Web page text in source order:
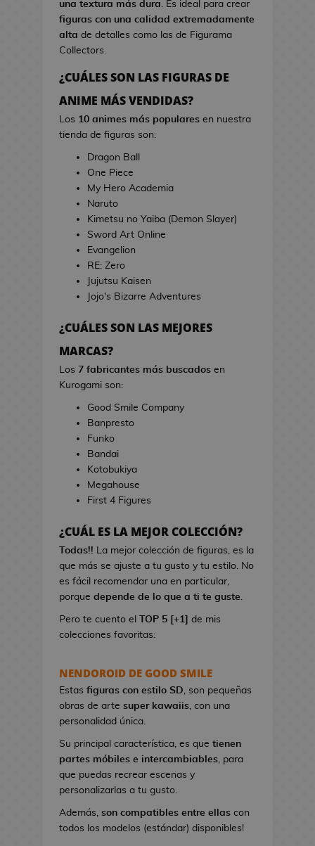
T
a
l
l
a
i
n
J
r
s
d
C
i
B
o
s
d
e
C
i
s
d
e
i
e
o
j
e
g
o
E
s
t
u
c
e
i
d
j
u
e
o
s
L
i
r
e
a
s
d
e
i
d
e
o
j
u
una textura más dura. Es ideal para crear
figuras con una calidad extremadamente
alta de detalles como las de Figurama
Collectors.
¿CUÁLES SON LAS FIGURAS DE
ANIME MÁS VENDIDAS?
Los 10 animes más populares en nuestra
tienda de figuras son:
Dragon Ball
One Piece
My Hero Academia
Naruto
Kimetsu no Yaiba (Demon Slayer)
Sword Art Online
Evangelion
RE: Zero
Jujutsu Kaisen
Jojo's Bizarre Adventures
¿CUÁLES SON LAS MEJORES
MARCAS?
Los 7 fabricantes más buscados en
Kurogami son:
Good Smile Company
Banpresto
Funko
Bandai
Kotobukiya
Megahouse
First 4 Figures
¿CUÁL ES LA MEJOR COLECCIÓN?
Todas!! La mejor colección de figuras, es la
que más se ajuste a tu gusto y tu estilo. No
es fácil recomendar una en particular,
porque depende de lo que a ti te guste.
Pero te cuento el TOP 5 [+1]
de mis
colecciones favoritas:
NENDOROID DE GOOD SMILE
Estas figuras con estilo SD, son pequeñas
obras de arte super kawaiis, con una
personalidad única.
Su principal característica, es que tienen
partes móbiles e intercambiables, para
que puedas recrear escenas y
personalizarlas a tu gusto.
Además, son compatibles entre ellas con
todos los modelos (estándar) disponibles!